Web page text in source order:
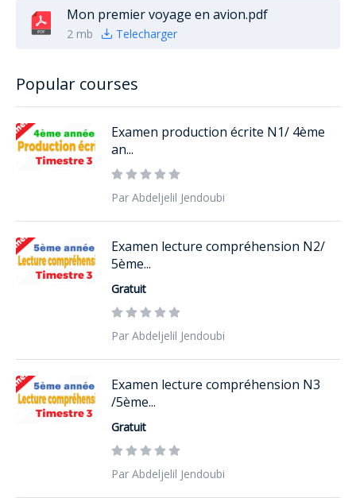
Mon premier voyage en avion.pdf
2 mb Telecharger
Popular courses
Examen production écrite N1/ 4ème
an...
Par Abdeljelil Jendoubi
Examen lecture compréhension N2/
5ème...
Gratuit
Par Abdeljelil Jendoubi
Examen lecture compréhension N3
/5ème...
Gratuit
Par Abdeljelil Jendoubi